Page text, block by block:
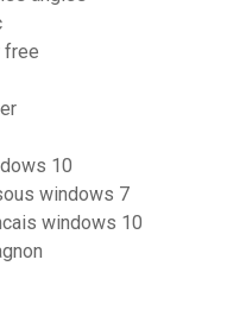
free
10
windows 7
windows 10